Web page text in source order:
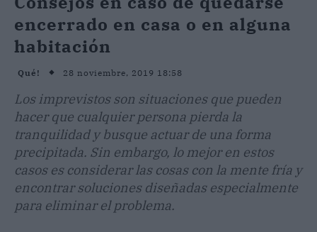
encerrado en casa o en alguna
habitación
Qué! 28 noviembre, 2019 18:58
Los imprevistos son situaciones que pueden
hacer que cualquier persona pierda la
tranquilidad y busque actuar de una forma
precipitada. Sin embargo, lo mejor en estos
casos es considerar las cosas con la mente fría y
encontrar soluciones diseñadas especialmente
para eliminar el problema.